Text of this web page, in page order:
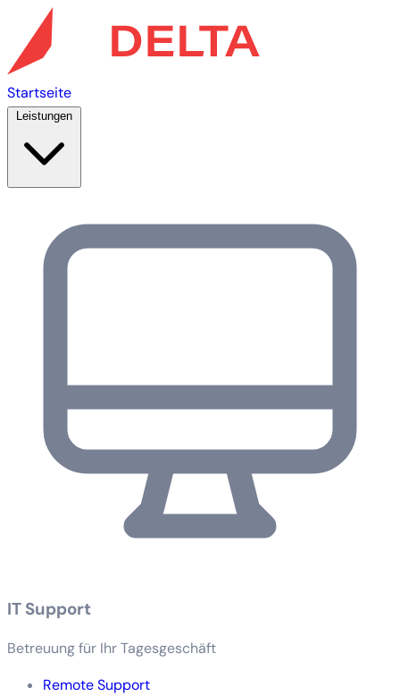
Startseite
IT Support
Betreuung für Ihr Tagesgeschäft
Remote Support